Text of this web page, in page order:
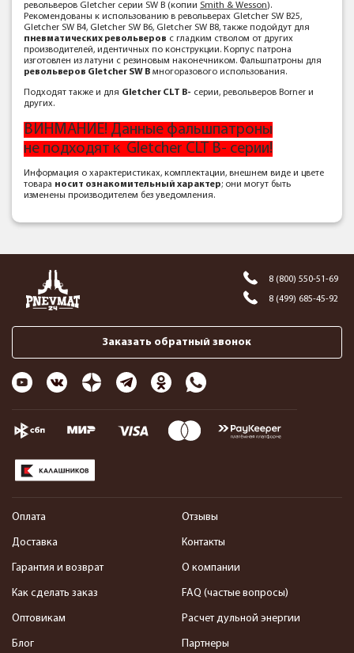
револьверов Gletcher серии SW B (копии Smith & Wesson).
Рекомендованы к использованию в револьверах Gletcher SW B25,
Gletcher SW B4, Gletcher SW B6, Gletcher SW B8, также подойдут для
пневматических револьверов с гладким стволом от других
производителей, идентичных по конструкции. Корпус патрона
изготовлен из латуни с резиновым наконечником. Фальшпатроны для
револьверов Gletcher SW B многоразового использования.
Подходят также и для Gletcher CLT B- серии, револьверов Borner и
других.
ВИНМАНИЕ! Данные фальшпатроны
не подходят к Gletcher CLT B- серии!
Информация о характеристиках, комплектации, внешнем виде и цвете
товара носит ознакомительный характер; они могут быть
изменены производителем без уведомления.
8 (800) 550-51-69
8 (499) 685-45-92
Заказать обратный звонок
Оплата
Доставка
Гарантия и возврат
Как сделать заказ
Оптовикам
Блог
Отзывы
Контакты
О компании
FAQ (частые вопросы)
Расчет дульной энергии
Партнеры